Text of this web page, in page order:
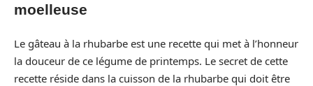
moelleuse
Le gâteau à la rhubarbe est une recette qui met à l’honneur
la douceur de ce légume de printemps. Le secret de cette
recette réside dans la cuisson de la rhubarbe qui doit être